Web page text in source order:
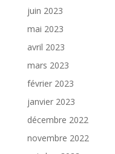
juin 2023
mai 2023
avril 2023
mars 2023
février 2023
janvier 2023
décembre 2022
novembre 2022